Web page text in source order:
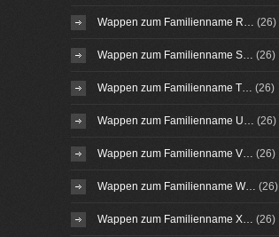
Wappen zum Familienname R… (26)
Wappen zum Familienname S… (26)
Wappen zum Familienname T… (26)
Wappen zum Familienname U… (26)
Wappen zum Familienname V… (26)
Wappen zum Familienname W… (26)
Wappen zum Familienname X… (26)